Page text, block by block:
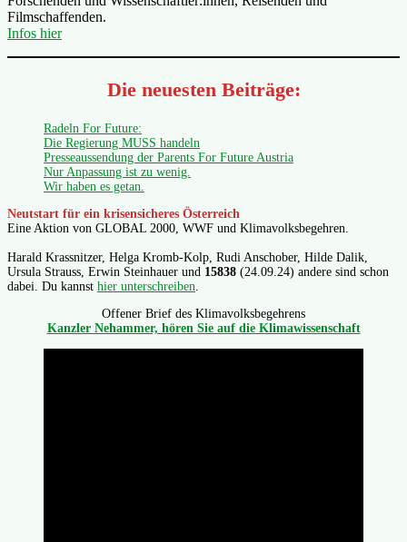
Filmschaffenden.
Infos hier
Die neuesten Beiträge:
Radeln For Future:
Die Regierung MUSS handeln
Presseaussendung der Parents For Future Austria
Nur Anpassung ist zu wenig.
Wir haben es getan.
Neutstart für ein krisensicheres Österreich
Eine Aktion von GLOBAL 2000, WWF und Klimavolksbegehren.
Harald Krassnitzer, Helga Kromb-Kolp, Rudi Anschober, Hilde Dalik,
Ursula Strauss, Erwin Steinhauer und 15838 (24.09.24) andere sind schon
dabei. Du kannst hier unterschreiben
Offener Brief des Klimavolksbegehrens
Kanzler Nehammer, hören Sie auf die Klimawissenschaft